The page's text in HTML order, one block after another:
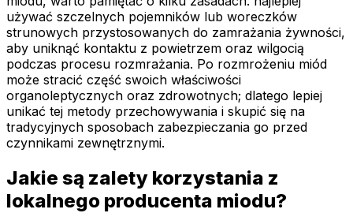
używać szczelnych pojemników lub woreczków
strunowych przystosowanych do zamrażania żywności,
aby uniknąć kontaktu z powietrzem oraz wilgocią
podczas procesu rozmrażania. Po rozmrożeniu miód
może stracić część swoich właściwości
organoleptycznych oraz zdrowotnych; dlatego lepiej
unikać tej metody przechowywania i skupić się na
tradycyjnych sposobach zabezpieczania go przed
czynnikami zewnętrznymi.
Jakie są zalety korzystania z
lokalnego producenta miodu?